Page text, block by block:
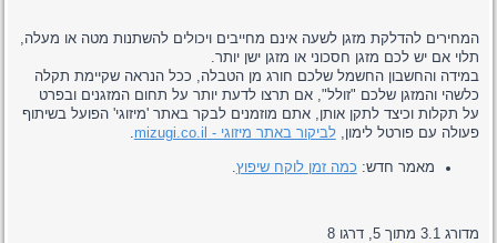
המחירים להדלקת מזגן לשעה אינם מחייבים ויכולים להשתנות מטה או מעלה,
תלוי אם יש לכם מזגן חסכוני או מזגן ישן יותר.
במידה והחשבון החשמל שלכם חורג מן הטבלה, ככל הנראה שקיימת תקלה
כלשהי והמזגן שלכם "זולל", אם תרצו לדעת יותר על תחום המזגנים ובפרט
על תקלות וכיצד לתקן אותן, אתם מוזמנים לבקר באתר 'מיזוגי' הפועל בשיתוף
פעולה עם פורטל לימון,לביקור באתר מיזוגי - mizugi.co.il
מאמר חדש: כמה זמן לוקח שיפוץ
מדורג 3.1 מתוך5, דרגו8